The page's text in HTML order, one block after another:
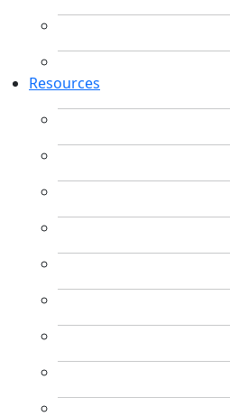
Resources